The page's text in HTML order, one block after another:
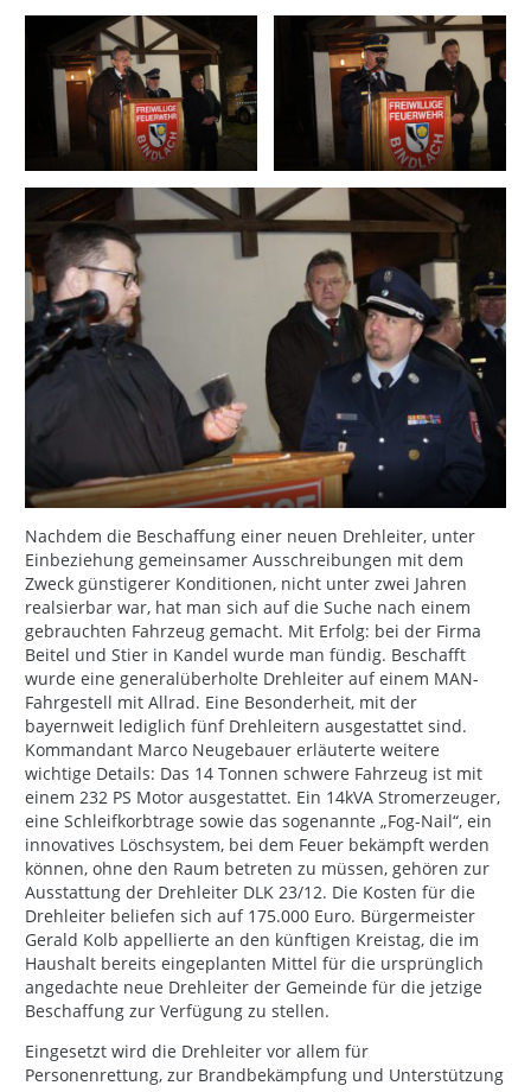
Nachdem die Beschaffung einer neuen Drehleiter, unter
Einbeziehung gemeinsamer Ausschreibungen mit dem
Zweck günstigerer Konditionen, nicht unter zwei Jahren
realsierbar war, hat man sich auf die Suche nach einem
gebrauchten Fahrzeug gemacht. Mit Erfolg: bei der Firma
Beitel und Stier in Kandel wurde man fündig. Beschafft
wurde eine generalüberholte Drehleiter auf einem MAN-
Fahrgestell mit Allrad. Eine Besonderheit, mit der
bayernweit lediglich fünf Drehleitern ausgestattet sind.
Kommandant Marco Neugebauer erläuterte weitere
wichtige Details: Das 14 Tonnen schwere Fahrzeug ist mit
einem 232 PS Motor ausgestattet. Ein 14kVA Stromerzeuger,
eine Schleifkorbtrage sowie das sogenannte „Fog-Nail“, ein
innovatives Löschsystem, bei dem Feuer bekämpft werden
können, ohne den Raum betreten zu müssen, gehören zur
Ausstattung der Drehleiter DLK 23/12. Die Kosten für die
Drehleiter beliefen sich auf 175.000 Euro. Bürgermeister
Gerald Kolb appellierte an den künftigen Kreistag, die im
Haushalt bereits eingeplanten Mittel für die ursprünglich
angedachte neue Drehleiter der Gemeinde für die jetzige
Beschaffung zur Verfügung zu stellen.
Eingesetzt wird die Drehleiter vor allem für
Personenrettung, zur Brandbekämpfung und Unterstützung